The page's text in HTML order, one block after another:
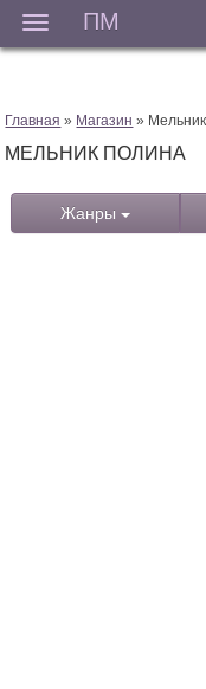
ПМ
Главная » Магазин »
МЕЛЬНИК ПОЛИНА
Жанры